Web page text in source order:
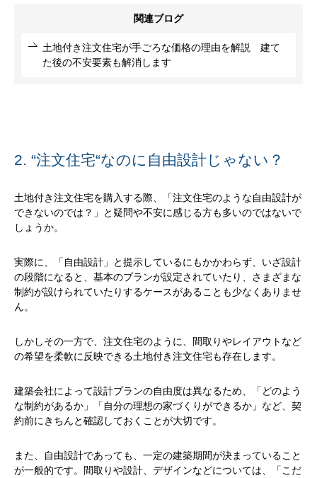
関連ブログ
土地付き注文住宅が手ごろな価格の理由を解説 建て
た後の不安要素も解消します
2. “注文住宅“なのに自由設計じゃない？
土地付き注文住宅を購入する際、「注文住宅のような自由設計が
できないのでは？」と疑問や不安に感じる方も多いのではないで
しょうか。
実際に、「自由設計」と提示しているにもかかわらず、いざ設計
の段階になると、基本のプランが設定されていたり、さまざまな
制約が設けられていたりするケースがあることも少なくありませ
ん。
しかしその一方で、注文住宅のように、間取りやレイアウトなど
の希望を柔軟に反映できる土地付き注文住宅も存在します。
建築会社によって設計プランの自由度は異なるため、「どのよう
な制約があるか」「自分の理想の家づくりができるか」など、契
約前にきちんと確認しておくことが大切です。
また、自由設計であっても、一定の建築期間が決まっていること
が一般的です。間取りや設計、デザインなどについては、「こだ